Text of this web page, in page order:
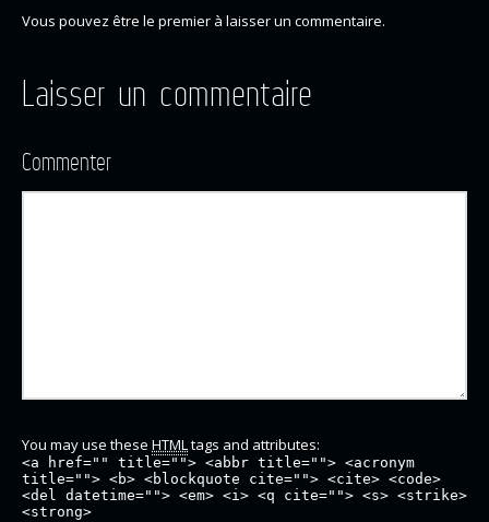
Vous pouvez être le premier à laisser un commentaire.
Laisser un commentaire
Commenter
You may use these HTMLtags and attributes:
<a href="" title=""> <abbr title=""> <acronym
title=""> <b> <blockquote cite=""> <cite> <code>
<del datetime=""> <em> <i> <q cite=""> <s> <strike>
<strong>